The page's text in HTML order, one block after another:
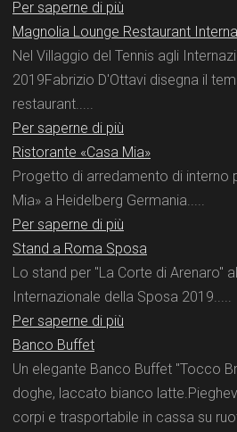
Per saperne di più
Magnolia Lounge Restaurant
Nel Villaggio del Tennis agli
2019Fabrizio D'Ottavi disegna il
restaurant.....
Per saperne di più
Ristorante «Casa Mia»
Progetto di arredamento di interno
Mia» a Heidelberg Germania.....
Per saperne di più
Stand a Roma Sposa
Lo stand per "La Corte di Arenaro"
Internazionale della Sposa 2019.....
Per saperne di più
Banco Buffet
Un elegante Banco Buffet "Tocco
doghe, laccato bianco
corpi e trasportabile in cassa su